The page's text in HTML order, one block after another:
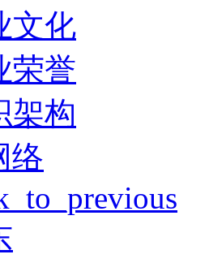
文化
荣誉
架构
络